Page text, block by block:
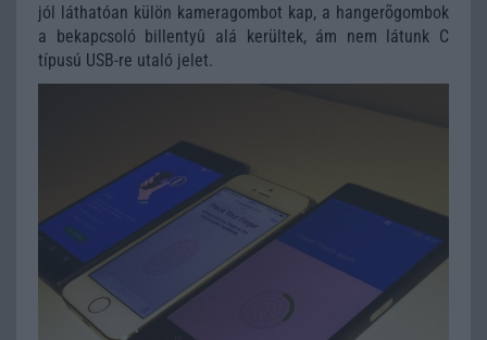
jól láthatóan külön kameragombot kap, a hangerõgombok
a bekapcsoló billentyû alá kerültek, ám nem látunk C
típusú USB-re utaló jelet.